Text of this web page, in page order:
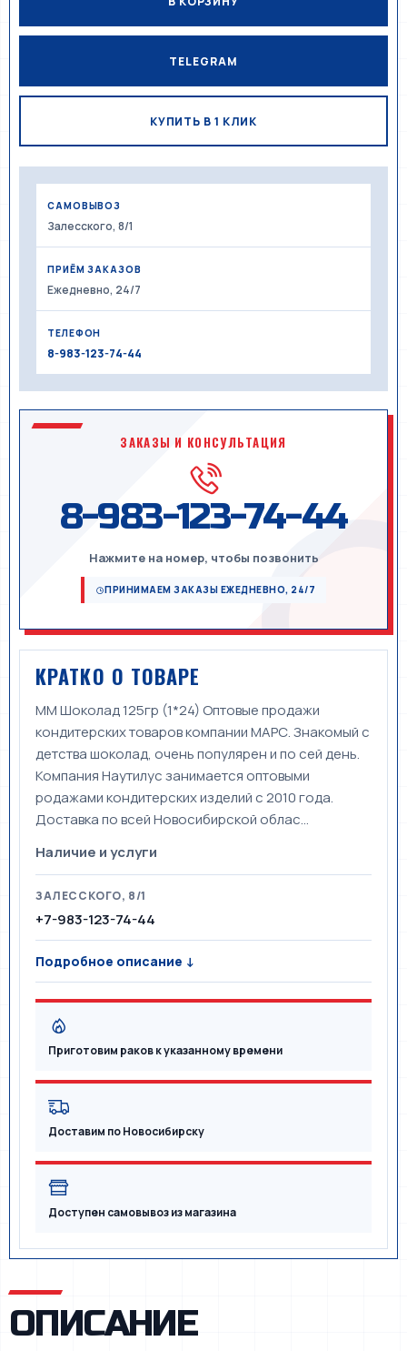
TELEGRAM
КУПИТЬ В 1 КЛИК
САМОВЫВОЗ
Залесского, 8/1
ПРИЁМ ЗАКАЗОВ
Ежедневно, 24/7
ТЕЛЕФОН
8-983-123-74-44
ЗАКАЗЫ И КОНСУЛЬТАЦИЯ
8-983-123-74-44
Нажмите на номер, чтобы позвонить
ПРИНИМАЕМ ЗАКАЗЫ ЕЖЕДНЕВНО, 24/7
КРАТКО О ТОВАРЕ
ММ Шоколад 125гр (1*24) Оптовые продажи
кондитерских товаров компании МАРС. Знакомый с
детства шоколад, очень популярен и по сей день.
Компания Наутилус занимается оптовыми
родажами кондитерских изделий с 2010 года.
Доставка по всей Новосибирской облас...
Наличие и услуги
ЗАЛЕССКОГО, 8/1
+7-983-123-74-44
Подробное описание ↓
Приготовим раков к указанному времени
Доставим по Новосибирску
Доступен самовывоз из магазина
ОПИСАНИЕ